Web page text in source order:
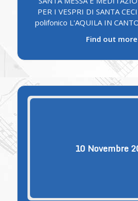
PER I VESPRI DI SANTA
polifonico L'AQUILA IN
Find out more
10 Novembre